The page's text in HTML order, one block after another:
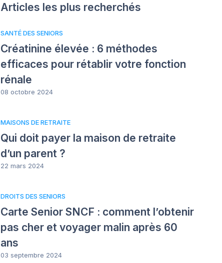
Articles les plus recherchés
SANTÉ DES SENIORS
Créatinine élevée : 6 méthodes
efficaces pour rétablir votre fonction
rénale
08 octobre 2024
MAISONS DE RETRAITE
Qui doit payer la maison de retraite
d’un parent ?
22 mars 2024
DROITS DES SENIORS
Carte Senior SNCF : comment l’obtenir
pas cher et voyager malin après 60
ans
03 septembre 2024